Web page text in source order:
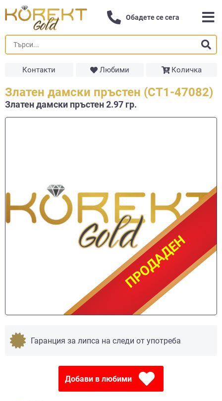
Обадете се сега
Контакти Любими Количка
Златен дамски пръстен (СТ1-47082)
Златен дамски пръстен 2.97 гр.
ПРОДАДЕН
ПРОДАДЕН
Гаранция за липса на следи от употреба
Добави в любими